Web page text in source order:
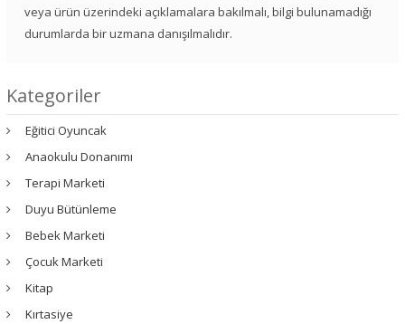
veya ürün üzerindeki açıklamalara bakılmalı, bilgi bulunamadığı
durumlarda bir uzmana danışılmalıdır.
Kategoriler
Eğitici Oyuncak
Anaokulu Donanımı
Terapi Marketi
Duyu Bütünleme
Bebek Marketi
Çocuk Marketi
Kitap
Kırtasiye